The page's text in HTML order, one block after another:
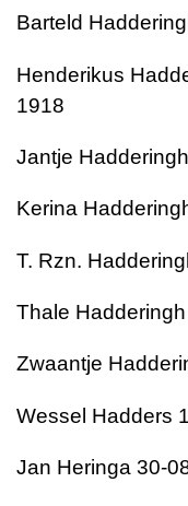
Barteld
Henderikus
1918
Jantje
Kerina
T. Rzn.
Thale
Zwaantje
Wessel Hadders
Jan Heringa 30-